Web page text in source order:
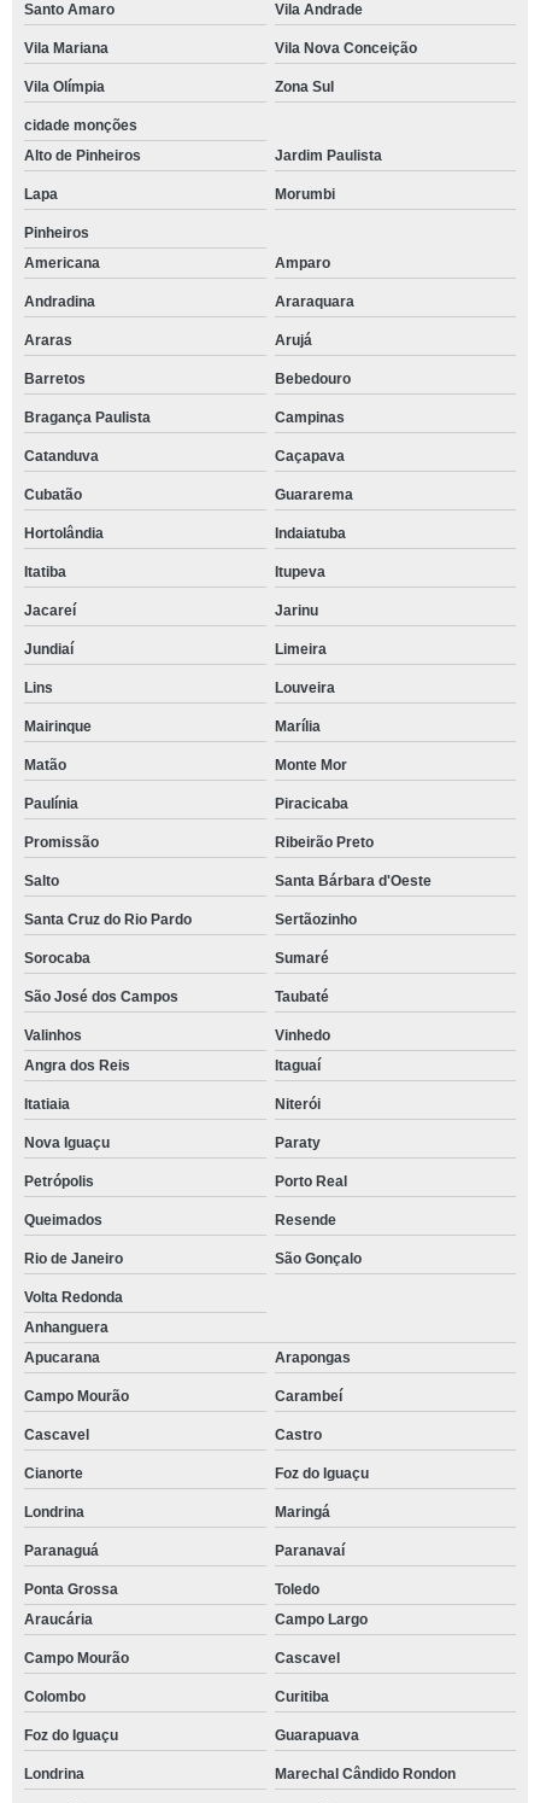
Santo Amaro Vila Andrade
Vila Mariana Vila Nova Conceição
Vila Olímpia Zona Sul
cidade monções
Alto de Pinheiros
Jardim Paulista
Lapa Morumbi
Pinheiros
Americana
Amparo
Andradina Araraquara
Araras Arujá
Barretos Bebedouro
Bragança Paulista Campinas
Catanduva Caçapava
Cubatão Guararema
Hortolândia Indaiatuba
Itatiba Itupeva
Jacareí Jarinu
Jundiaí Limeira
Lins Louveira
Mairinque Marília
Matão Monte Mor
Paulínia Piracicaba
Promissão Ribeirão Preto
Salto Santa Bárbara d'Oeste
Santa Cruz do Rio Pardo Sertãozinho
Sorocaba Sumaré
São José dos Campos Taubaté
Valinhos
Vinhedo
Angra dos Reis
Itaguaí
Itatiaia Niterói
Nova Iguaçu Paraty
Petrópolis Porto Real
Queimados Resende
Rio de Janeiro São Gonçalo
Volta Redonda
Anhanguera
Apucarana
Arapongas
Campo Mourão Carambeí
Cascavel Castro
Cianorte Foz do Iguaçu
Londrina Maringá
Paranaguá Paranavaí
Ponta Grossa
Toledo
Araucária
Campo Largo
Campo Mourão Cascavel
Colombo Curitiba
Foz do Iguaçu Guarapuava
Londrina Marechal Cândido Rondon